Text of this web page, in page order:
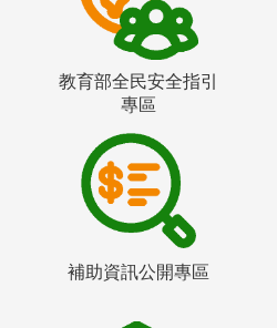
教育部全民安全指引
專區
補助資訊公開專區